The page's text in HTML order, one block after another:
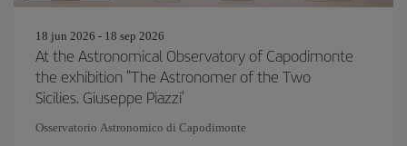
18 jun 2026 - 18 sep 2026
At the Astronomical Observatory of Capodimonte
the exhibition "The Astronomer of the Two
Sicilies. Giuseppe Piazzi’
Osservatorio Astronomico di Capodimonte